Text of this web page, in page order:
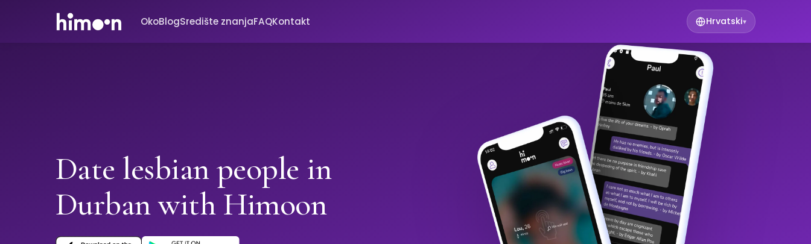
OkoBlogSredište znanjaFAQKontakt Hrvatski▾
Date lesbian people in
Durban with Himoon